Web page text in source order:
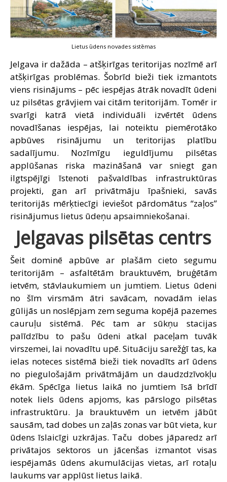
Lietus ūdens novades sistēmas
Jelgava ir dažāda – atšķirīgas teritorijas nozīmē arī
atšķirīgas problēmas. Šobrīd bieži tiek izmantots
viens risinājums – pēc iespējas ātrāk novadīt ūdeni
uz pilsētas grāvjiem vai citām teritorijām. Tomēr ir
svarīgi katrā vietā individuāli izvērtēt ūdens
novadīšanas iespējas, lai noteiktu piemērotāko
apbūves risinājumu un teritorijas platību
sadalījumu. Nozīmīgu ieguldījumu pilsētas
applūšanas riska mazināšanā var sniegt gan
ilgtspējīgi īstenoti pašvaldības infrastruktūras
projekti, gan arī privātmāju īpašnieki, savās
teritorijās mērķtiecīgi ieviešot pārdomātus “zaļos”
risinājumus lietus ūdeņu apsaimniekošanai.
Jelgavas pilsētas centrs
Šeit dominē apbūve ar plašām cieto segumu
teritorijām – asfaltētām brauktuvēm, bruģētām
ietvēm, stāvlaukumiem un jumtiem. Lietus ūdeni
no šīm virsmām ātri savācam, novadām ielas
gūlijās un noslēpjam zem seguma kopējā pazemes
cauruļu sistēmā. Pēc tam ar sūkņu stacijas
palīdzību to pašu ūdeni atkal paceļam tuvāk
virszemei, lai novadītu upē. Situāciju sarežģī tas, ka
ielas noteces sistēmā bieži tiek novadīts arī ūdens
no piegulošajām privātmājām un daudzdzīvokļu
ēkām. Spēcīga lietus laikā no jumtiem īsā brīdī
notek liels ūdens apjoms, kas pārslogo pilsētas
infrastruktūru. Ja brauktuvēm un ietvēm jābūt
sausām, tad dobes un zaļās zonas var būt vieta, kur
ūdens īslaicīgi uzkrājas. Taču dobes jāparedz arī
privātajos sektoros un jācenšas izmantot visas
iespējamās ūdens akumulācijas vietas, arī rotaļu
laukums var applūst lietus laikā.